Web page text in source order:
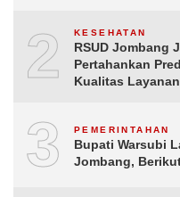
2 KESEHATAN
RSUD Jombang
Pertahankan
Kualitas Layanan
3 PEMERINTAHAN
Bupati Warsubi
Jombang,